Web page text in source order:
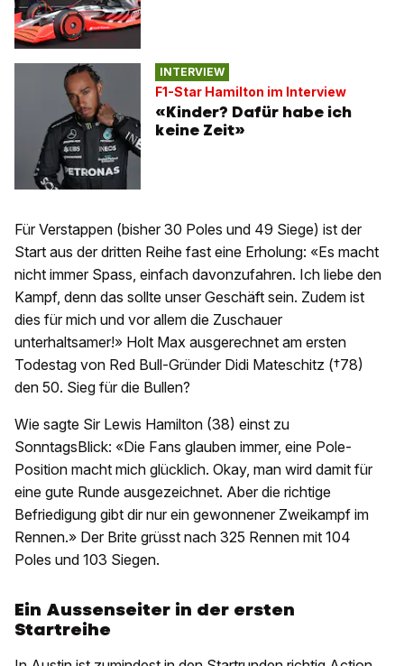
INTERVIEW
F1-Star Hamilton im Interview
«Kinder? Dafür habe ich
keine Zeit»
Für Verstappen (bisher 30 Poles und 49 Siege) ist der
Start aus der dritten Reihe fast eine Erholung: «Es macht
nicht immer Spass, einfach davonzufahren. Ich liebe den
Kampf, denn das sollte unser Geschäft sein. Zudem ist
dies für mich und vor allem die Zuschauer
unterhaltsamer!» Holt Max ausgerechnet am ersten
Todestag von Red Bull-Gründer Didi Mateschitz (†78)
den 50. Sieg für die Bullen?
Wie sagte Sir Lewis Hamilton (38) einst zu
SonntagsBlick: «Die Fans glauben immer, eine Pole-
Position macht mich glücklich. Okay, man wird damit für
eine gute Runde ausgezeichnet. Aber die richtige
Befriedigung gibt dir nur ein gewonnener Zweikampf im
Rennen.» Der Brite grüsst nach 325 Rennen mit 104
Poles und 103 Siegen.
Ein Aussenseiter in der ersten
Startreihe